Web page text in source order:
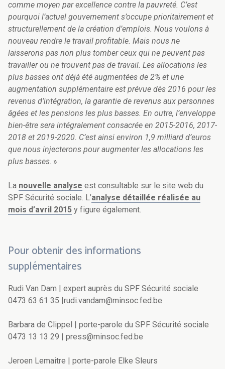
comme moyen par excellence contre la pauvreté. C’est
pourquoi l’actuel gouvernement s’occupe prioritairement et
structurellement de la création d’emplois. Nous voulons à
nouveau rendre le travail profitable. Mais nous ne
laisserons pas non plus tomber ceux qui ne peuvent pas
travailler ou ne trouvent pas de travail. Les allocations les
plus basses ont déjà été augmentées de 2% et une
augmentation supplémentaire est prévue dès 2016 pour les
revenus d’intégration, la garantie de revenus aux personnes
âgées et les pensions les plus basses. En outre, l’enveloppe
bien-être sera intégralement consacrée en 2015-2016, 2017-
2018 et 2019-2020. C’est ainsi environ 1,9 milliard d’euros
que nous injecterons pour augmenter les allocations les
plus basses. »
La nouvelle analyse est consultable sur le site web du
SPF Sécurité sociale. L’analyse détaillée réalisée au
mois d’avril 2015 y figure également.
Pour obtenir des informations
supplémentaires
Rudi Van Dam | expert auprès du SPF Sécurité sociale
0473 63 61 35 |rudi.vandam@minsoc.fed.be
Barbara de Clippel | porte-parole du SPF Sécurité sociale
0473 13 13 29 | press@minsoc.fed.be
Jeroen Lemaitre | porte-parole Elke Sleurs